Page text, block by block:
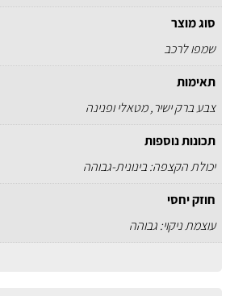
סוג מוצר
שמפו לרכב
תאימות
צבע ברק ישיר, מטאלי ופנינה
תכונות נוספות
יכולת הקצפה: בינונית-גבוהה
חוזק יחסי
עוצמת ניקוי: גבוהה